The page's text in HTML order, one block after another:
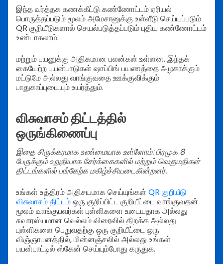
இந்த வர்த்தக கணக்கீட்டு கண்ணோட்டம் ஏரியல்
பொருத்தப்படும் மூலம் அமேசானுக்கு உள்ளீடு செய்யப்படும்
QR குறியீடுகளால் செயல்படுத்தப்படும் புதிய கண்ணோட்டம்
உண்டாகலாம்.
மற்றும் பயனுக்கு அதிகமான பலன்கள் உள்ளன. இந்தக்
கையேற்ற பயன்பாடுகள் ஷாப்பிங் பயணத்தை அழகாக்கும்
மட்டுமே அல்லது வாங்குவதை ஊக்குவிக்கும்
பாதுகாப்புயையும் உயர்த்தும்.
விசுவாசம் திட்டத்தில்
ஒருங்கிணைப்பு
இதை சிருக்கரமாக உண்மையாக உள்ளோம்: பிரமுக 8
பேருக்கும் உறுதியாக சேர்க்கைகளில் மற்றும் வெகுமதிகள்
திட்டங்களில் பங்கேற்க மகிழ்ச்சியடைகின்றனர்.
உங்கள் உத்திரம் அதிசயமாக செய்யுங்கள் QR குறியீடு
விசுவாசம் திட்டம்ஒரு குறிப்பிட்ட குறியீட்டை வாங்குவதன்
மூலம் வாங்குபவர்கள் புள்ளிகளை உடையதாக அல்லது
சுவாரஸ்யமான வெல்லம் விரைவில் திறக்க அல்லது
புள்ளிகளை பெறுவதற்கு ஒரு குறியீட்டை ஒரு
விஞ்ஞாபனத்தில், மின்னஞ்சலில் அல்லது உங்கள்
பயன்பாட்டில் ஸ்கேன் செய்யும்போது கருதுக.